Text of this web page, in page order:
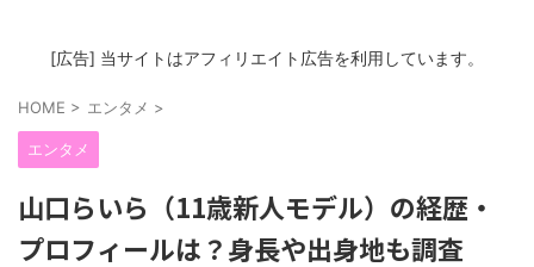
[広告] 当サイトはアフィリエイト広告を利用しています。
HOME > エンタメ >
エンタメ
山口らいら（11歳新人モデル）の経歴・
プロフィールは？身長や出身地も調査